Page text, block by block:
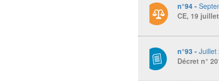
n°94 -
CE, 19
n°93 - Juillet
Décret n°